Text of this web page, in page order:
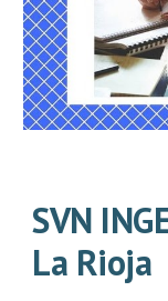
SVN
La Rioja